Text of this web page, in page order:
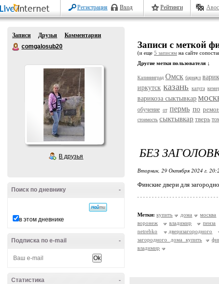
Регистрация Вход Рейтинги
Записи Друзья
Комментарии
comgalosub20
В друзья
-
Поиск по дневнику
в этом дневнике
-
Подписка по e-mail
-
Статистика
Записи с меткой
(и еще 5 записям на сайте
Другие метки пользователя ↓
Калининград Омск барнаул
иркутск казань калуга
варикоза сыктывкар
обучение от пермь по
стоимость сыктывкар тверь
БЕЗ
Вторник, 29 Октября 2024 г.
Финские двери для
Метки: купить дома
москва
воронеж
владимир
пенза
netrebko
дверизагородного
загородного дома купить
владимир